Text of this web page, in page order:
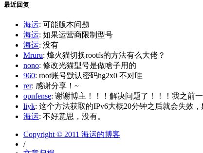
最近回复
海运: 可能版本问题
海运: 如果运营商限制型号
海运: 没有
Mruru: 烽火猫切换rootfs的方法有么大佬？
nono: 修改光猫型号是做啥子用的
960: root账号默认密码hg2x0 不对哇
rer: 感谢分享！~
opnfense: 谢谢博主！！！解决问题了！！！我之前
liyk: 这个方法获取的IPv6大概20分钟之后就会失效
海运: 不好意思，没有。
Copyright © 2011 海运的博客
/